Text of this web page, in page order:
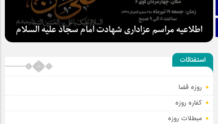
تلگراماطلاعیه مراسم عزاداری شهادت امام سجاد علیه السلام
استفتائات
روزه قضا
کفاره روزه
مبطلات روزه